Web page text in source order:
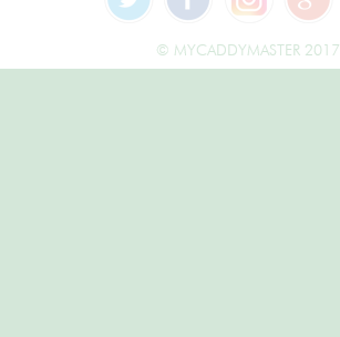
© MYCADDYMASTER 2017